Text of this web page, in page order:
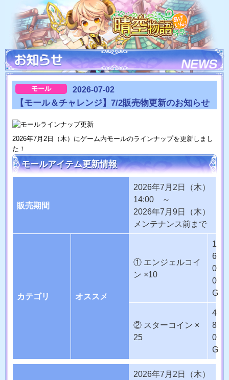
モール 2026-07-02
【モール＆チャレンジ】7/2販売物更新のお知らせ
2026年7月2日（木）にゲーム内モールのラインナップを更新しまし
た！
モールアイテム更新情報
販売期間
2026年7月2日（木）
14:00 ～
2026年7月9日（木）
メンテナンス前まで
カテゴリ オススメ
① エンジェルコイ
ン ×10
1
6
0
0
G
② スターコイン ×
25
4
8
0
G
2026年7月2日（木）